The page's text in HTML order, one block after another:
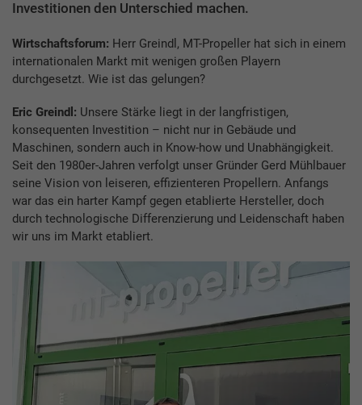
Investitionen den Unterschied machen.
Wirtschaftsforum: Herr Greindl, MT-Propeller hat sich in einem
internationalen Markt mit wenigen großen Playern
durchgesetzt. Wie ist das gelungen?
Eric Greindl: Unsere Stärke liegt in der langfristigen,
konsequenten Investition – nicht nur in Gebäude und
Maschinen, sondern auch in Know-how und Unabhängigkeit.
Seit den 1980er-Jahren verfolgt unser Gründer Gerd Mühlbauer
seine Vision von leiseren, effizienteren Propellern. Anfangs
war das ein harter Kampf gegen etablierte Hersteller, doch
durch technologische Differenzierung und Leidenschaft haben
wir uns im Markt etabliert.